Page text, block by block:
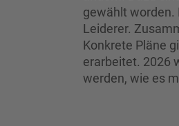
gewählt worden.
Leiderer.
Konkrete Pläne
erarbeitet. 2026
werden, wie es